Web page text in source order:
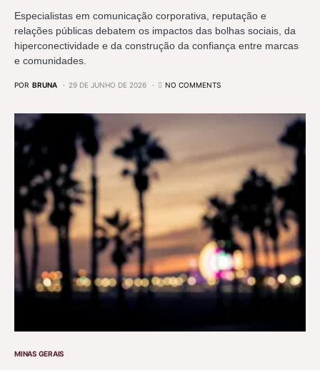
Especialistas em comunicação corporativa, reputação e
relações públicas debatem os impactos das bolhas sociais, da
hiperconectividade e da construção da confiança entre marcas
e comunidades.
POR BRUNA 29 DE JUNHO DE 2026 NO COMMENTS
MINAS GERAIS